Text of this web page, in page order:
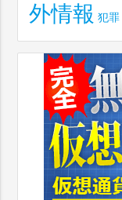
外情報 犯罪